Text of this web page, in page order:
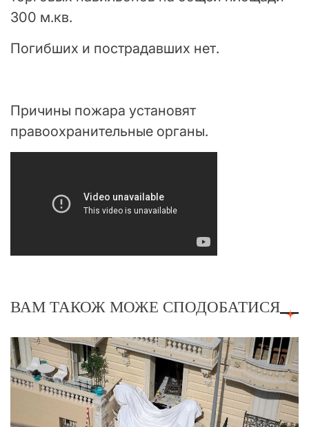
300 м.кв.
Погибших и пострадавших нет.
Причины пожара установят
правоохранительные органы.
ВАМ ТАКОЖ МОЖЕ СПОДОБАТИСЯ